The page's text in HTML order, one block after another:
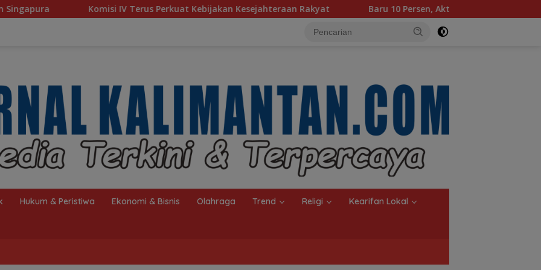
Terus Perkuat Kebijakan Kesejahteraan Rakyat Baru 10 Persen, Aktivasi IKD Banjarmasin Didorong Tuntas 90
Hukum & Peristiwa Ekonomi & Bisnis Olahraga Trend Religi Kearifan Lokal